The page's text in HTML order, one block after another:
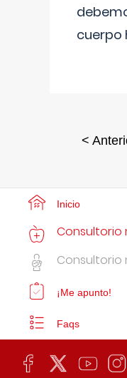
cuerpo
<
Inicio
Consultorio
¡Me apunto!
Faqs